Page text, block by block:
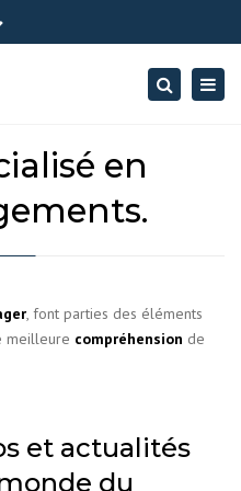
ledoux- France
contact@so-demenagement.fr
Search
en
, font parties des éléments
meilleure compréhension de
et actualités
du